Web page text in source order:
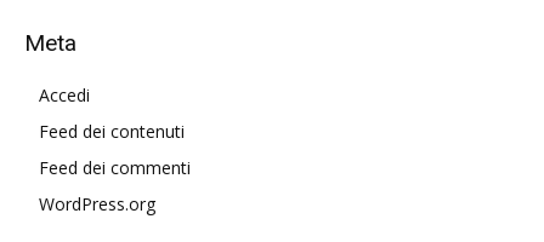
Meta
Accedi
Feed dei contenuti
Feed dei commenti
WordPress.org